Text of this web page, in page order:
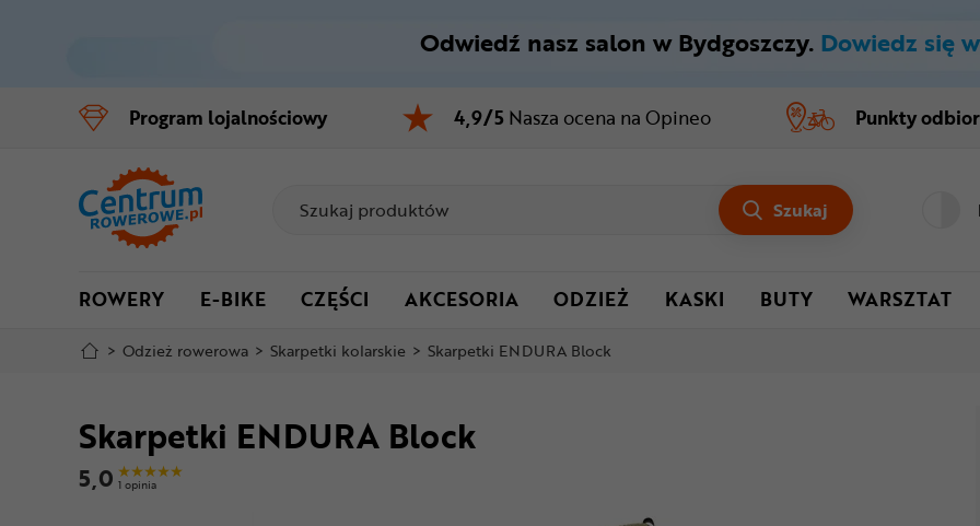
Menu główne
Informacje o produkcie
Do koszyka
Szczegółowe informacje
Mapa strony
Odwiedź nasz salon w Bydgoszczy. Dowiedz się
Program lojalnościowy 4,9/5 Nasza ocena na Opineo Punkty
Szukaj
ROWERY E-BIKE CZĘŚCI AKCESORIA ODZIEŻ KASKI BUTY WARSZTAT
> Odzież rowerowa > Skarpetki kolarskie > Skarpetki ENDURA Block
Skarpetki ENDURA Block
5,0 1 opinia